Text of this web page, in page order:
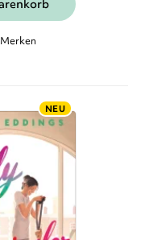
Merken
NEU